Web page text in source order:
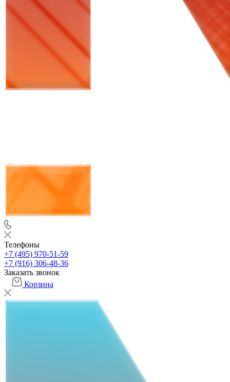
Телефоны
+7 (495) 970-51-59
+7 (916) 306-48-36
Заказать звонок
Корзина